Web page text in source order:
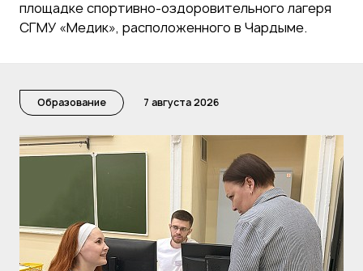
площадке спортивно-оздоровительного лагеря
СГМУ «Медик», расположенного в Чардыме.
Образование 7 августа 2026